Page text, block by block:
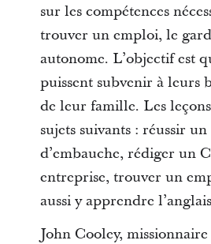
sur les compétences
trouver un emploi, le
autonome. L’objectif est
puissent subvenir à leurs
de leur famille. Les
sujets suivants : réussir
d’embauche, rédiger un
entreprise, trouver un
aussi y apprendre
John Cooley, missionnaire